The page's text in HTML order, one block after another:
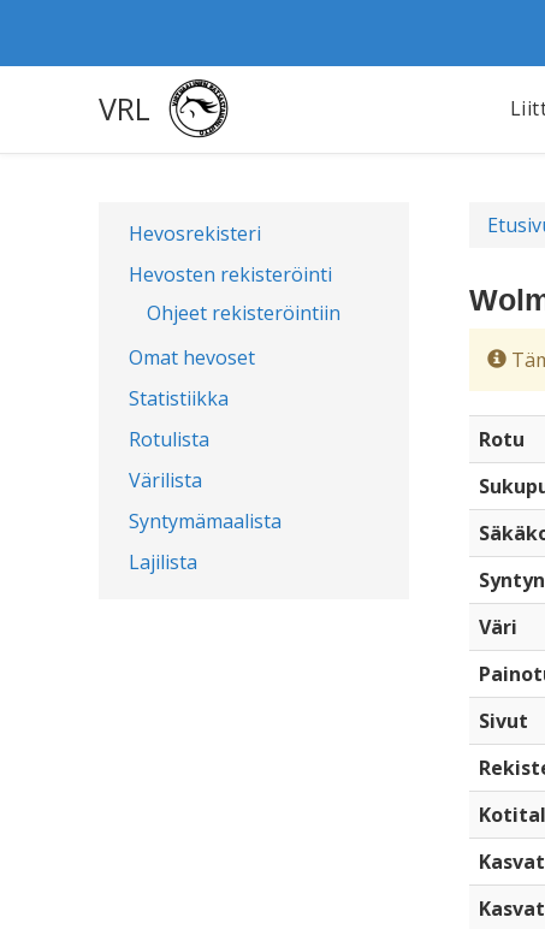
VRL
Hevosrekisteri
Hevosten rekisteröinti
Ohjeet rekisteröintiin
Omat hevoset
Statistiikka
Rotulista
Värilista
Syntymämaalista
Lajilista
Rotu
Väri
Sivut